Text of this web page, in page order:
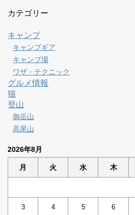
カテゴリー
キャンプ
キャンプギア
キャンプ場
ワザ・テクニック
グルメ情報
猫
登山
御岳山
高尾山
2026年8月
月 火 水 木
3 4 5 6